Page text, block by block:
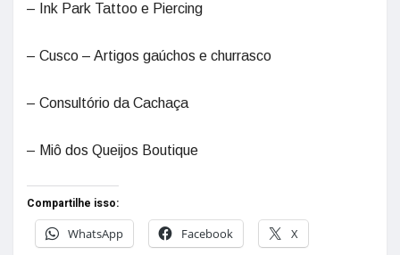
– Ink Park Tattoo e Piercing
– Cusco – Artigos gaúchos e churrasco
– Consultório da Cachaça
– Miô dos Queijos Boutique
Compartilhe isso:
WhatsApp
Facebook X